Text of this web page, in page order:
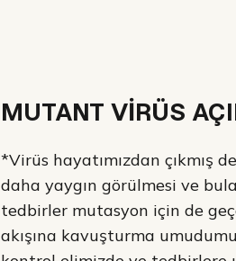
MUTANT VİRÜS
*Virüs hayatımızdan çıkmış
daha yaygın görülmesi ve
tedbirler mutasyon için de
akışına kavuşturma